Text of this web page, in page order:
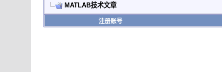
MATLAB技术文章
注册账号